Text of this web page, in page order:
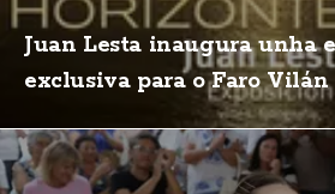
Juan Lesta inaugura unha
exclusiva para o Faro Vilán